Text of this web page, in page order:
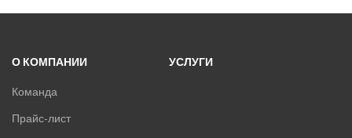
О КОМПАНИИ
Команда
Прайс-лист
УСЛУГИ